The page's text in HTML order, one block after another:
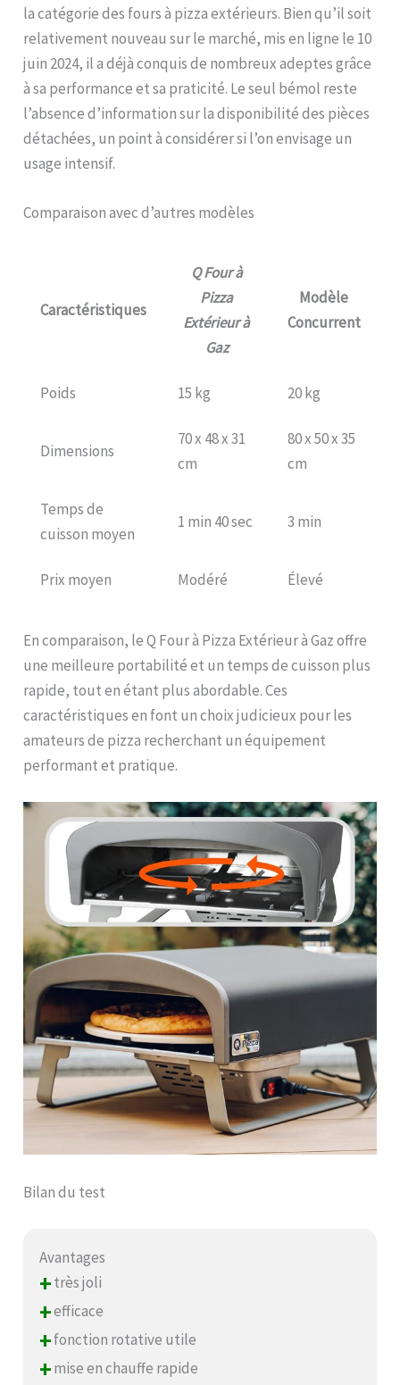
la catégorie des fours à pizza extérieurs. Bien qu’il soit
relativement nouveau sur le marché, mis en ligne le 10
juin 2024, il a déjà conquis de nombreux adeptes grâce
à sa performance et sa praticité. Le seul bémol reste
l’absence d’information sur la disponibilité des pièces
détachées, un point à considérer si l’on envisage un
usage intensif.
Comparaison avec d’autres modèles
Caractéristiques
Q Four à
Pizza
Extérieur à
Gaz
Modèle
Concurrent
Poids 15 kg 20 kg
Dimensions
70 x 48 x 31
cm
80 x 50 x 35
cm
Temps de
cuisson moyen
1 min 40 sec 3 min
Prix moyen Modéré Élevé
En comparaison, le Q Four à Pizza Extérieur à Gaz offre
une meilleure portabilité et un temps de cuisson plus
rapide, tout en étant plus abordable. Ces
caractéristiques en font un choix judicieux pour les
amateurs de pizza recherchant un équipement
performant et pratique.
Bilan du test
Avantages
+très joli
+efficace
+fonction rotative utile
+mise en chauffe rapide